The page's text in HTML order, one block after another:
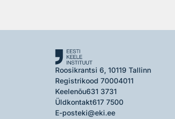
Roosikrantsi 6, 10119 Tallinn
Registrikood 70004011
Keelenõu631 3731
Üldkontakt617 7500
E-posteki@eki.ee